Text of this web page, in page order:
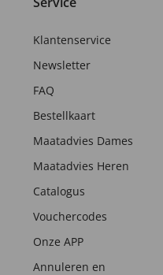
Klantenservice
Newsletter
FAQ
Bestellkaart
Maatadvies Dames
Maatadvies Heren
Catalogus
Vouchercodes
Onze APP
Annuleren en